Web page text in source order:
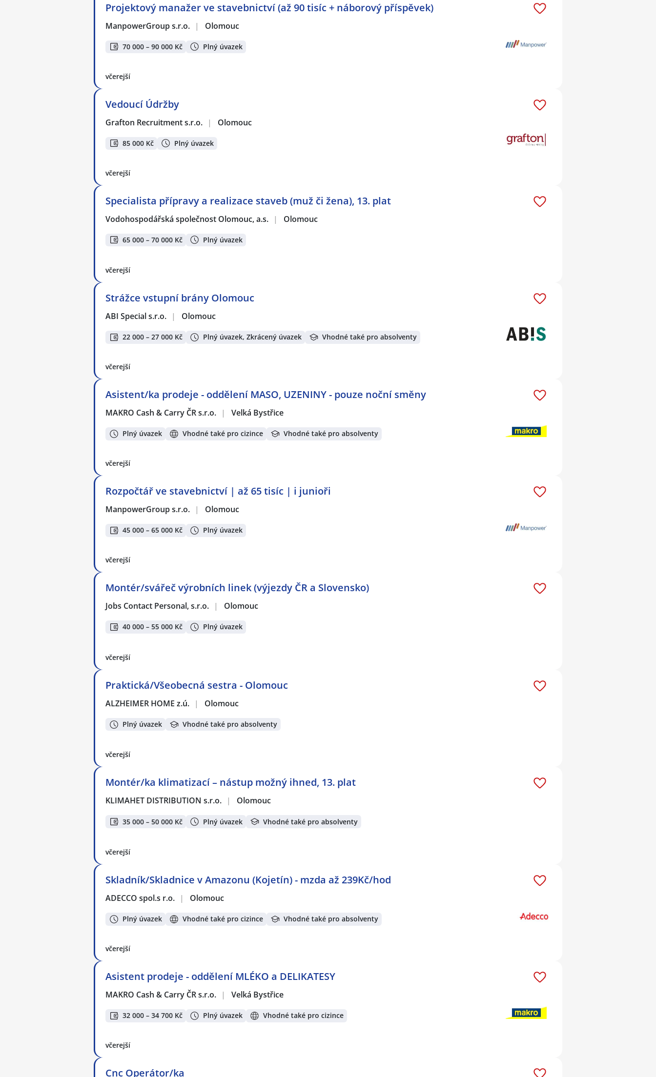
Projektový manažer ve stavebnictví (až 90 tisíc + náborový příspěvek)
ManpowerGroup s.r.o. | Olomouc
70 000 – 90 000 Kč Plný úvazek
včerejší
Vedoucí Údržby
Grafton Recruitment s.r.o. | Olomouc
85 000 Kč Plný úvazek
včerejší
Specialista přípravy a realizace staveb (muž či žena), 13. plat
Vodohospodářská společnost Olomouc, a.s. | Olomouc
65 000 – 70 000 Kč Plný úvazek
včerejší
Strážce vstupní brány Olomouc
ABI Special s.r.o. | Olomouc
22 000 – 27 000 Kč Plný úvazek, Zkrácený úvazek Vhodné také pro absolventy
včerejší
Asistent/ka prodeje - oddělení MASO, UZENINY - pouze noční směny
MAKRO Cash & Carry ČR s.r.o. | Velká Bystřice
Plný úvazek Vhodné také pro cizince Vhodné také pro absolventy
včerejší
Rozpočtář ve stavebnictví | až 65 tisíc | i junioři
ManpowerGroup s.r.o. | Olomouc
45 000 – 65 000 Kč Plný úvazek
včerejší
Montér/svářeč výrobních linek (výjezdy ČR a Slovensko)
Jobs Contact Personal, s.r.o. | Olomouc
40 000 – 55 000 Kč Plný úvazek
včerejší
Praktická/Všeobecná sestra - Olomouc
ALZHEIMER HOME z.ú. | Olomouc
Plný úvazek Vhodné také pro absolventy
včerejší
Montér/ka klimatizací – nástup možný ihned, 13. plat
KLIMAHET DISTRIBUTION s.r.o. | Olomouc
35 000 – 50 000 Kč Plný úvazek Vhodné také pro absolventy
včerejší
Skladník/Skladnice v Amazonu (Kojetín) - mzda až 239Kč/hod
ADECCO spol.s r.o. | Olomouc
Plný úvazek Vhodné také pro cizince Vhodné také pro absolventy
včerejší
Asistent prodeje - oddělení MLÉKO a DELIKATESY
MAKRO Cash & Carry ČR s.r.o. | Velká Bystřice
32 000 – 34 700 Kč Plný úvazek Vhodné také pro cizince
včerejší
Cnc Operátor/ka